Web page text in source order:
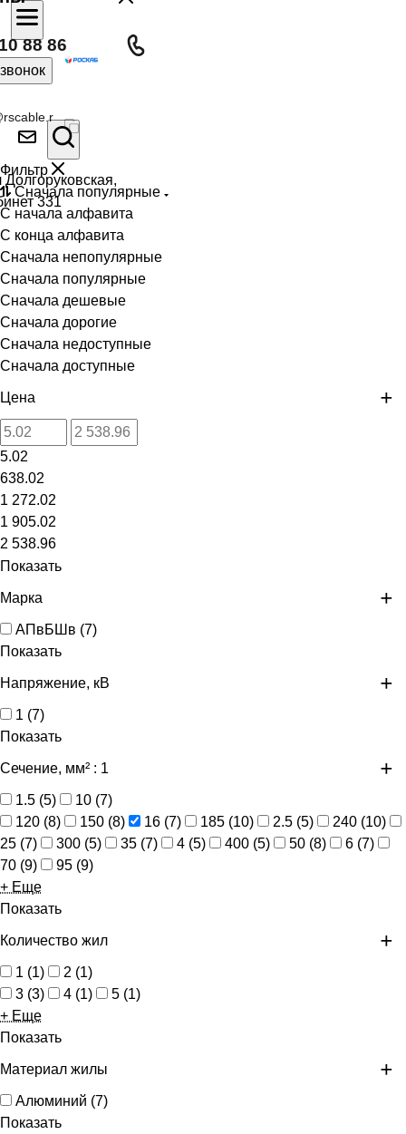
88 86
331
Фильтр
Сначала популярные
С начала алфавита
С конца алфавита
Сначала непопулярные
Сначала популярные
Сначала дешевые
Сначала дорогие
Сначала недоступные
Сначала доступные
Цена
5.02
638.02
1 272.02
1 905.02
2 538.96
Показать
Марка
АПвБШв (7)
Показать
Напряжение, кВ
1 (7)
Показать
Сечение, мм² : 1
1.5 (5) 10 (7)
120 (8) 150 (8) 16 (7) 185 (10) 2.5 (5) 240 (10)
25 (7) 300 (5) 35 (7) 4 (5) 400 (5) 50 (8) 6 (7)
70 (9) 95 (9)
+ Еще
Показать
Количество жил
1 (1) 2 (1)
3 (3) 4 (1) 5 (1)
+ Еще
Показать
Материал жилы
Алюминий (7)
Показать